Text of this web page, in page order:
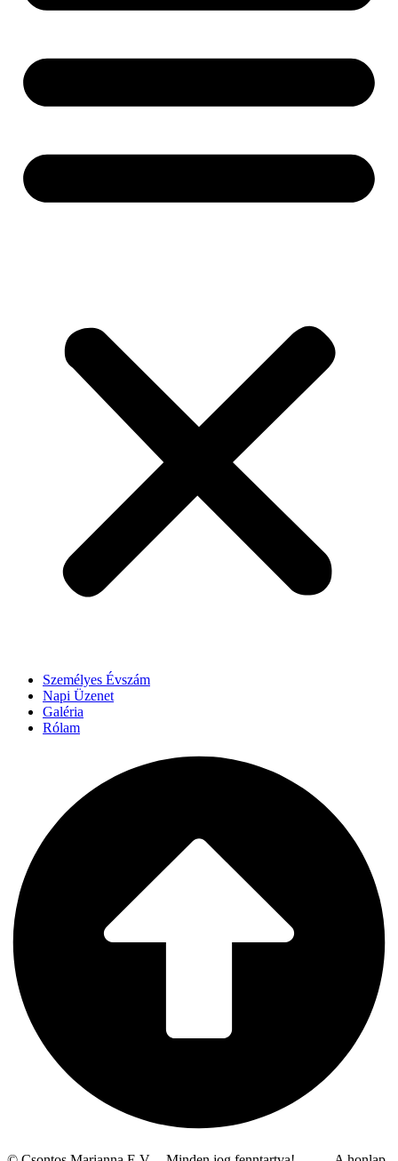
Személyes Évszám
Napi Üzenet
Galéria
Rólam